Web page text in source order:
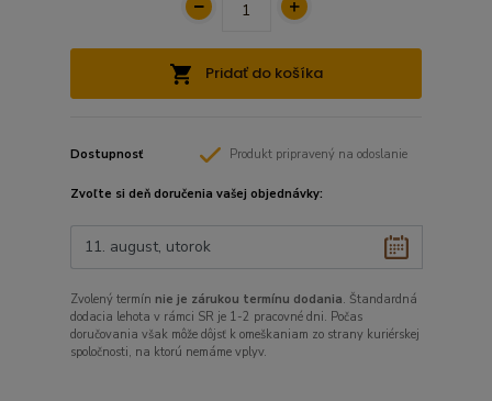
Pridať do košíka
Dostupnosť Produkt pripravený na odoslanie
Zvoľte si deň doručenia vašej objednávky:
Zvolený termín nie je zárukou termínu dodania. Štandardná
dodacia lehota v rámci SR je 1-2 pracovné dni. Počas
doručovania však môže dôjsť k omeškaniam zo strany kuriérskej
spoločnosti, na ktorú nemáme vplyv.